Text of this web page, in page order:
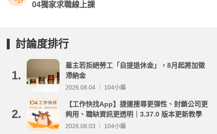
04獨家求職線上課
討論度排行
1.
雇主若拒絕勞工「自提退休金」，8月起將加徵
滯納金
2026.08.04 ｜ 104小編
2.
【工作快找App】捷運搜尋更彈性、封鎖公司更
夠用、職缺資訊更透明｜3.37.0 版本更新教學
2026.08.03 ｜ 104小編